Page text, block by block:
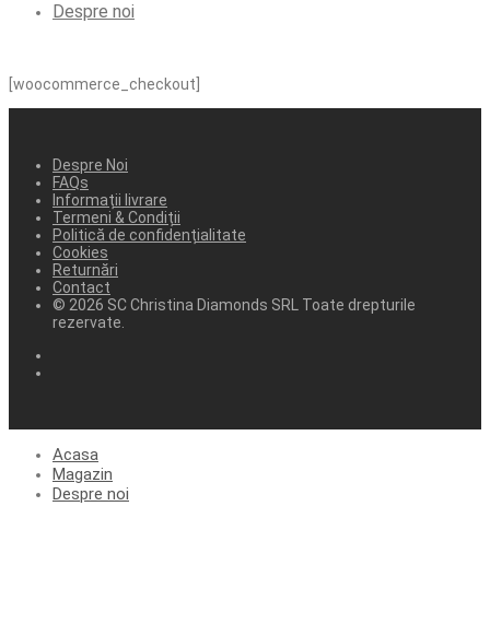
Despre noi
[woocommerce_checkout]
Despre Noi
FAQs
Informații livrare
Termeni & Condiții
Politică de confidențialitate
Cookies
Returnări
Contact
© 2026 SC Christina Diamonds SRL Toate drepturile
rezervate.
Acasa
Magazin
Despre noi